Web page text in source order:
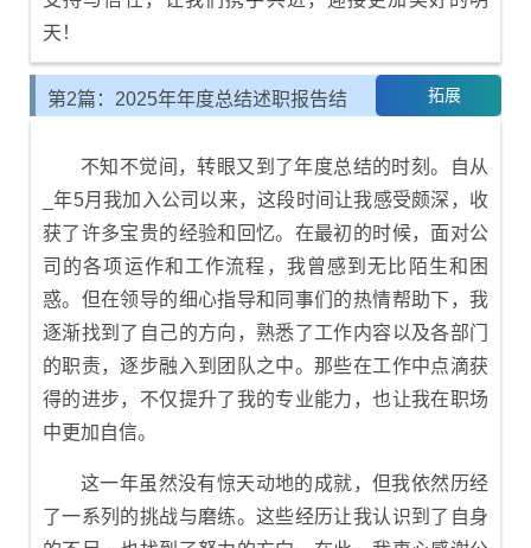
天！
第2篇：2025年年度总结述职报告结 拓展
不知不觉间，转眼又到了年度总结的时刻。自从
_年5月我加入公司以来，这段时间让我感受颇深，收
获了许多宝贵的经验和回忆。在最初的时候，面对公
司的各项运作和工作流程，我曾感到无比陌生和困
惑。但在领导的细心指导和同事们的热情帮助下，我
逐渐找到了自己的方向，熟悉了工作内容以及各部门
的职责，逐步融入到团队之中。那些在工作中点滴获
得的进步，不仅提升了我的专业能力，也让我在职场
中更加自信。
这一年虽然没有惊天动地的成就，但我依然历经
了一系列的挑战与磨练。这些经历让我认识到了自身